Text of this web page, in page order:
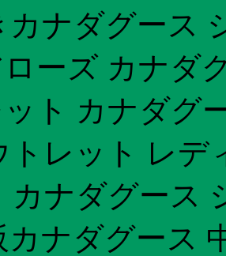
カナダグース
ーズ カナダ
ト カナダグ
トレット レデ
カナダグース
カナダグース